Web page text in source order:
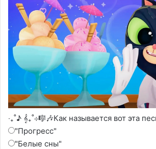
‧₊˚♪ 𝄞₊˚⊹🎼🎶Как называется вот эта
"Прогресс"
"Белые сны"